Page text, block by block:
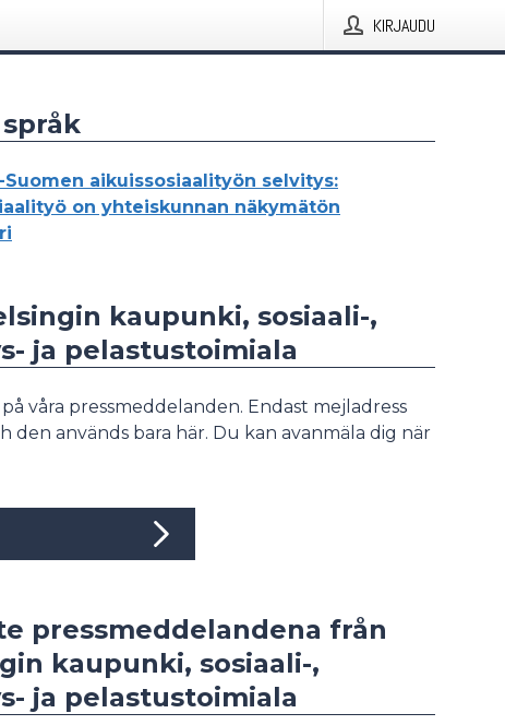
KIRJAUDU
Suomen aikuissosiaalityön selvitys:
on yhteiskunnan näkymätön
kaupunki, sosiaali-,
ja pelastustoimiala
våra pressmeddelanden. Endast mejladress
den används bara här. Du kan avanmäla dig när
pressmeddelandena från
kaupunki, sosiaali-,
ja pelastustoimiala